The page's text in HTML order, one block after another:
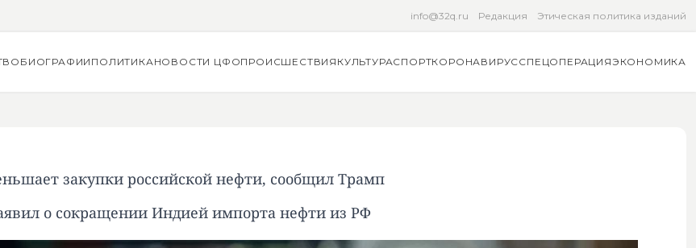
info@32q.ru Редакция Этическая политика изданий
БИОГРАФИИ ПОЛИТИКАНОВОСТИ ЦФОПРОИСШЕСТВИЯ КУЛЬТУРАСПОРТКОРОНАВИРУССПЕЦОПЕРАЦИЯЭКОНОМИКА
закупки российской нефти, сообщил Трамп
о сокращении Индией импорта нефти из РФ